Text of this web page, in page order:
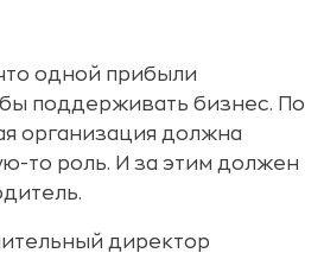
одной прибыли
поддерживать бизнес. По
организация должна
то роль. И за этим должен
директор